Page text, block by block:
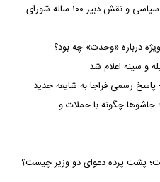
جدید از نحوه ردیابی دبیر شعام
خریداران و فروشندگان عقب
بیمه‌شدگان چه خدماتی دریافت
منتشر شد